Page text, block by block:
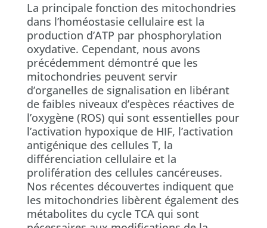
La principale fonction des mitochondries
dans l’homéostasie cellulaire est la
production d’ATP par phosphorylation
oxydative. Cependant, nous avons
précédemment démontré que les
mitochondries peuvent servir
d’organelles de signalisation en libérant
de faibles niveaux d’espèces réactives de
l’oxygène (ROS) qui sont essentielles pour
l’activation hypoxique de HIF, l’activation
antigénique des cellules T, la
différenciation cellulaire et la
prolifération des cellules cancéreuses.
Nos récentes découvertes indiquent que
les mitochondries libèrent également des
métabolites du cycle TCA qui sont